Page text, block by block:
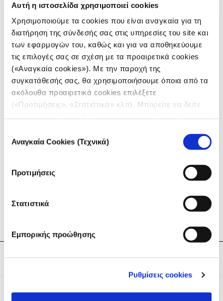
Αυτή η ιστοσελίδα χρησιμοποιεί cookies
Χρησιμοποιούμε τα cookies που είναι αναγκαία για τη
διατήρηση της σύνδεσής σας στις υπηρεσίες του site και
των εφαρμογών του, καθώς και για να αποθηκεύουμε
τις επιλογές σας σε σχέση με τα προαιρετικά cookies
(«Αναγκαία cookies»). Με την παροχή της
συγκατάθεσής σας, θα χρησιμοποιήσουμε όποια από τα
ακόλουθα προαιρετικά cookies επιλέξετε
(«Προτιμήσεις», «Στατιστικά» κλπ). Μπορείτε να δείτε
συγκατάθεσης
Αναγκαία Cookies (Τεχνικά)
Προτιμήσεις
Στατιστικά
Εμπορικής προώθησης
Ρυθμίσεις cookies
καταγράφει τις προμήθειες κρέατος καρχαρία σε
εννέα πολιτείες της Βραζιλίας. Η έρευνά τους
αποκάλυψε μια εντυπωσιακή έλλειψη εποπτείας και
διαφάνειας στην εφοδιαστική αλυσίδα, εκθέτοντας
έτσι το σύστημα δημόσιων προμηθειών που επέτρεψε
σε δυνητικά επικίνδυνα προϊόντα να εισέρχονται
ανεξέλεγκτα σε φορείς, που χρηματοδοτούνται από
τους φορολογούμενους.
προστατεύει τους πιο ευάλωτους και πώς μπορούν να
κανάλι
του iMEdD στο YouTube